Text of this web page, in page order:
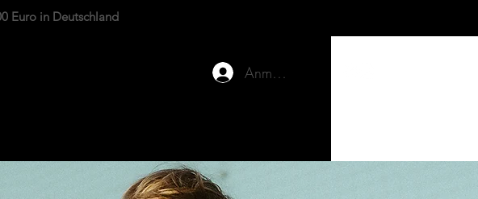
Anmelden
Euro in Deutschland